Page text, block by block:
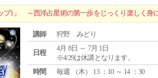
プ1」 ～西洋占星術の第一歩をじっくり楽しく身
講師 狩野 みどり
日程
4月 8日 ～ 7月 1日
※4/29は休講となります。
時間
毎週 （木） 13 ：10 ～ 14 ：30